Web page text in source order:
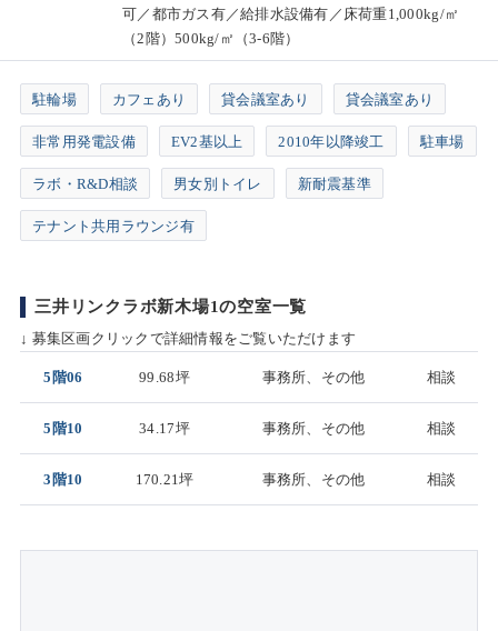
可／都市ガス有／給排水設備有／床荷重1,000kg/㎡
（2階）500kg/㎡（3-6階）
駐輪場 カフェあり 貸会議室あり 貸会議室あり
非常用発電設備 EV2基以上 2010年以降竣工 駐車場
ラボ・R&D相談 男女別トイレ 新耐震基準
テナント共用ラウンジ有
三井リンクラボ新木場1の空室一覧
↓ 募集区画クリックで詳細情報をご覧いただけます
5階06 99.68坪 事務所、その他 相談
5階10 34.17坪 事務所、その他 相談
3階10 170.21坪 事務所、その他 相談